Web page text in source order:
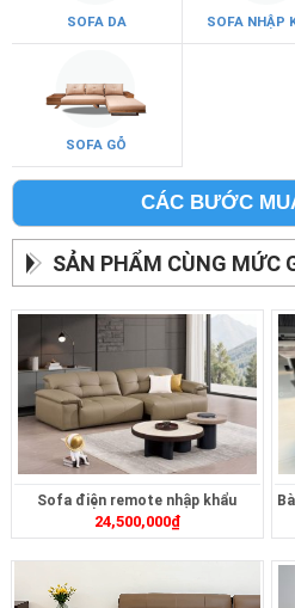
SOFA DA SOFA NHẬP
SOFA GỖ
CÁC BƯỚC
SẢN PHẨM CÙNG MỨC
Sofa điện remote nhập khẩu
ZT2620
24,500,000₫